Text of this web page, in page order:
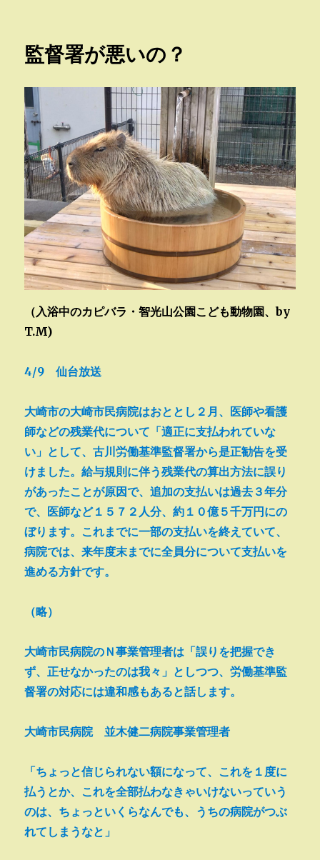
ー
監督署が悪いの？
（入浴中のカピバラ・智光山公園こども動物園、by
T.M)
4/9 仙台放送
大崎市の大崎市民病院はおととし２月、医師や看護
師などの残業代について「適正に支払われていな
い」として、古川労働基準監督署から是正勧告を受
けました。給与規則に伴う残業代の算出方法に誤り
があったことが原因で、追加の支払いは過去３年分
で、医師など１５７２人分、約１０億５千万円にの
ぼります。これまでに一部の支払いを終えていて、
病院では、来年度末までに全員分について支払いを
進める方針です。
（略）
大崎市民病院のＮ事業管理者は「誤りを把握でき
ず、正せなかったのは我々」としつつ、労働基準監
督署の対応には違和感もあると話します。
大崎市民病院 並木健二病院事業管理者
「ちょっと信じられない額になって、これを１度に
払うとか、これを全部払わなきゃいけないっていう
のは、ちょっといくらなんでも、うちの病院がつぶ
れてしまうなと」